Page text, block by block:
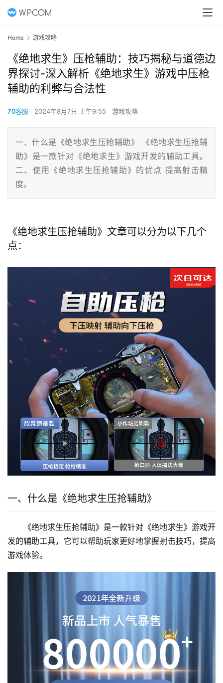
Home 游戏攻略
《绝地求生》压枪辅助：技巧揭秘与道德边
界探讨-深入解析《绝地求生》游戏中压枪
辅助的利弊与合法性
70客服 2024年8月7日 上午9:55 游戏攻略
一、什么是《绝地求生压抢辅助》 《绝地求生压抢辅
助》是一款针对《绝地求生》游戏开发的辅助工具。
二、使用《绝地求生压抢辅助》的优点 提高射击精
度。
《绝地求生压抢辅助》文章可以分为以下几个
点：
一、什么是《绝地求生压抢辅助》
《绝地求生压抢辅助》是一款针对《绝地求生》游戏开
发的辅助工具，它可以帮助玩家更好地掌握射击技巧，提高
游戏体验。